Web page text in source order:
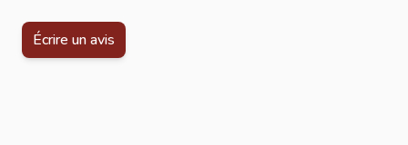
Écrire un avis